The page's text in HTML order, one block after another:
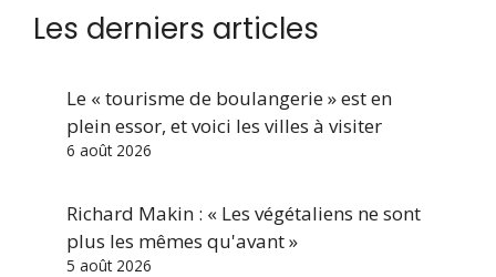
Les derniers articles
Le « tourisme de boulangerie » est en
plein essor, et voici les villes à visiter
6 août 2026
Richard Makin : « Les végétaliens ne sont
plus les mêmes qu'avant »
5 août 2026